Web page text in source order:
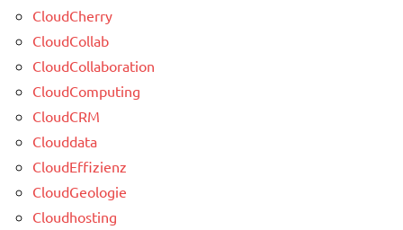
CloudCherry
CloudCollab
CloudCollaboration
CloudComputing
CloudCRM
Clouddata
CloudEffizienz
CloudGeologie
Cloudhosting